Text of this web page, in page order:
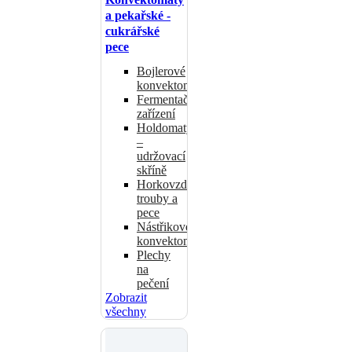
a pekařské -
cukrářské
pece
Bojlerové
konvektomaty
Fermentační
zařízení
Holdomaty
–
udržovací
skříně
Horkovzdušné
trouby a
pece
Nástřikové
konvektomaty
Plechy
na
pečení
Zobrazit
všechny